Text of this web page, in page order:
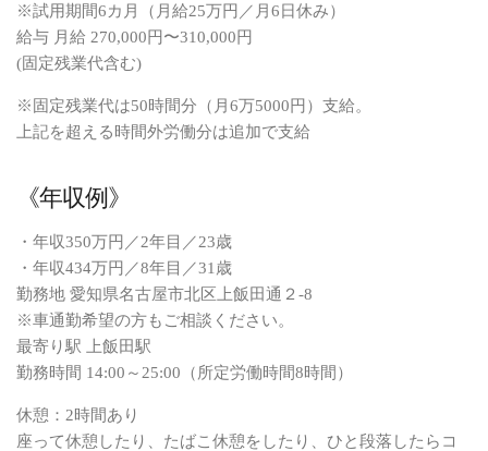
※試用期間6カ月（月給25万円／月6日休み）
給与 月給 270,000円〜310,000円
(固定残業代含む)
※固定残業代は50時間分（月6万5000円）支給。
上記を超える時間外労働分は追加で支給
《年収例》
・年収350万円／2年目／23歳
・年収434万円／8年目／31歳
勤務地 愛知県名古屋市北区上飯田通２-8
※車通勤希望の方もご相談ください。
最寄り駅 上飯田駅
勤務時間 14:00～25:00（所定労働時間8時間）
休憩：2時間あり
座って休憩したり、たばこ休憩をしたり、ひと段落したらコ